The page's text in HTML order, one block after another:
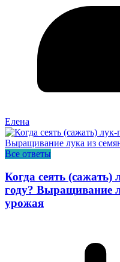
Елена
Все ответы
Когда сеять (сажать)
году? Выращивание
урожая